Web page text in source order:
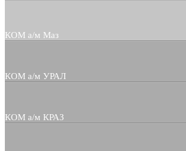
КОМ а/м Маз
КОМ а/м УРАЛ
КОМ а/м КРАЗ